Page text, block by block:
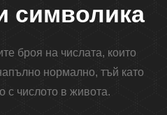
символика
броя на числата, които
нормално, тъй като
с числото в живота.